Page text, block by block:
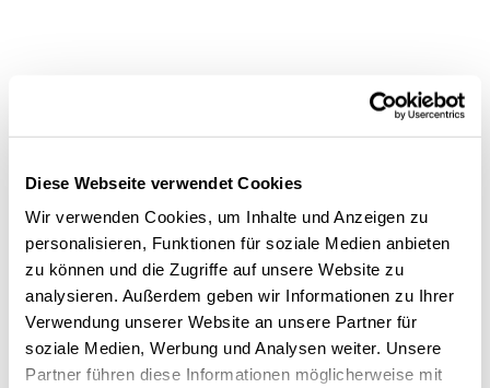
Diese Webseite verwendet Cookies
Wir verwenden Cookies, um Inhalte und Anzeigen zu
personalisieren, Funktionen für soziale Medien anbieten
zu können und die Zugriffe auf unsere Website zu
analysieren. Außerdem geben wir Informationen zu Ihrer
Verwendung unserer Website an unsere Partner für
soziale Medien, Werbung und Analysen weiter. Unsere
Partner führen diese Informationen möglicherweise mit